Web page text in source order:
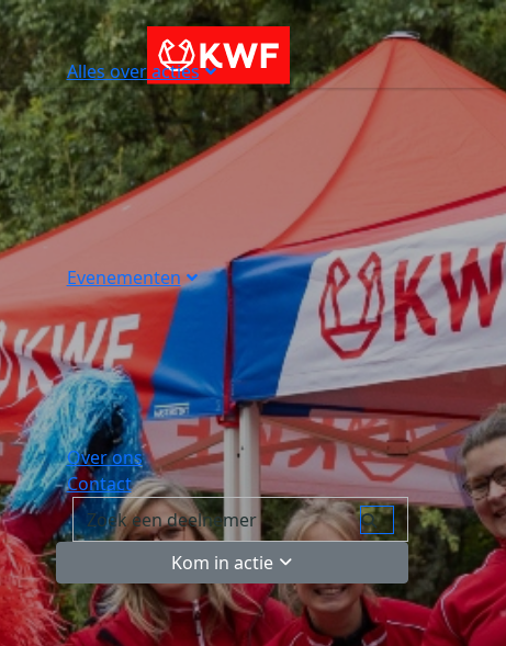
Alles over acties
Evenementen
Over ons
Contact
Kom in actie